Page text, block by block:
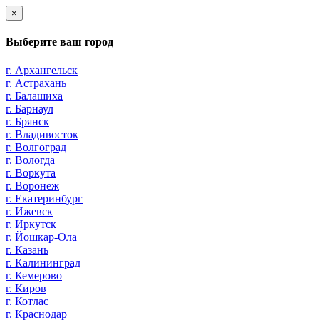
×
Выберите ваш город
г. Архангельск
г. Астрахань
г. Балашиха
г. Барнаул
г. Брянск
г. Владивосток
г. Волгоград
г. Вологда
г. Воркута
г. Воронеж
г. Екатеринбург
г. Ижевск
г. Иркутск
г. Йошкар-Ола
г. Казань
г. Калининград
г. Кемерово
г. Киров
г. Котлас
г. Краснодар